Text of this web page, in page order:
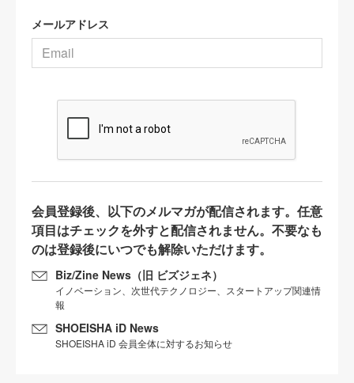
メールアドレス
会員登録後、以下のメルマガが配信されます。任意
項目はチェックを外すと配信されません。不要なも
のは登録後にいつでも解除いただけます。
Biz/Zine News（旧 ビズジェネ）
イノベーション、次世代テクノロジー、スタートアップ関連情
報
SHOEISHA iD News
SHOEISHA iD 会員全体に対するお知らせ